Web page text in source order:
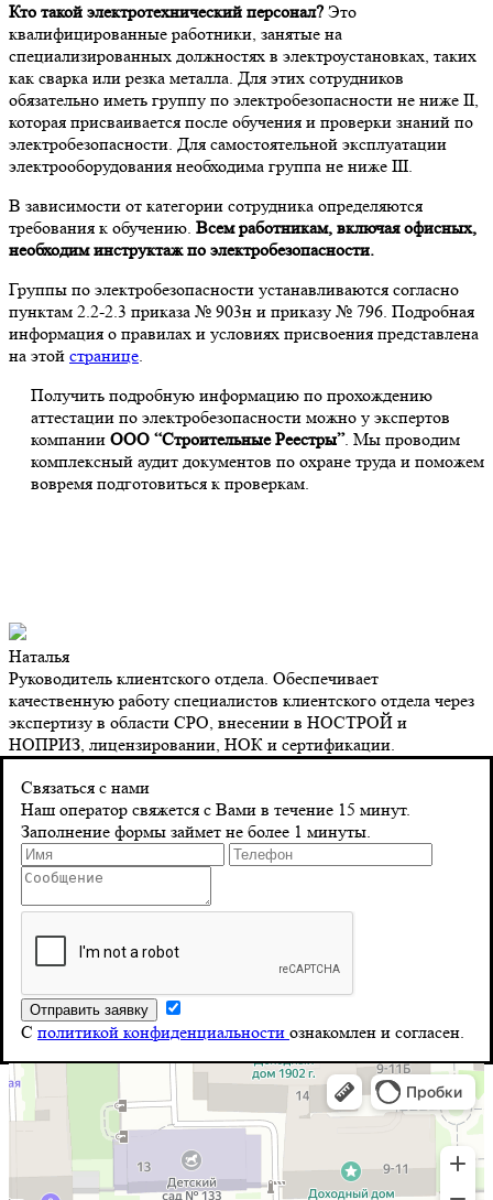
Кто такой электротехнический персонал? Это
квалифицированные работники, занятые на
специализированных должностях в электроустановках, таких
как сварка или резка металла. Для этих сотрудников
обязательно иметь группу по электробезопасности не ниже II,
которая присваивается после обучения и проверки знаний по
электробезопасности. Для самостоятельной эксплуатации
электрооборудования необходима группа не ниже III.
В зависимости от категории сотрудника определяются
требования к обучению. Всем работникам, включая офисных,
необходим инструктаж по электробезопасности.
Группы по электробезопасности устанавливаются согласно
пунктам 2.2-2.3 приказа № 903н и приказу № 796. Подробная
информация о правилах и условиях присвоения представлена
на этой странице.
Получить подробную информацию по прохождению
аттестации по электробезопасности можно у экспертов
компании ООО “Строительные Реестры”. Мы проводим
комплексный аудит документов по охране труда и поможем
вовремя подготовиться к проверкам.
Наталья
Руководитель клиентского отдела. Обеспечивает
качественную работу специалистов клиентского отдела через
экспертизу в области СРО, внесении в НОСТРОЙ и
НОПРИЗ, лицензировании, НОК и сертификации.
Связаться с нами
Наш оператор свяжется с Вами в течение 15 минут.
Заполнение формы займет не более 1 минуты.
С политикой конфиденциальности ознакомлен и согласен.
Контакты
Адрес
г. Санкт-Петербург 8‑я Красноармейская, д. 10
Телефон
8 (804) 555-10-39
Почта